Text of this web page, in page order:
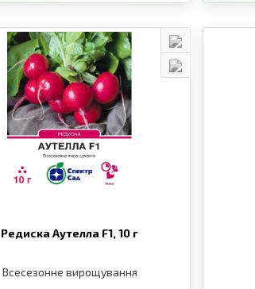
Редиска Аутелла F1, 10 г
Всесезонне вирощування